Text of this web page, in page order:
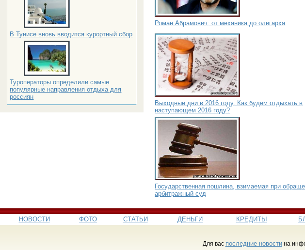
В Тунисе вновь вводится курортный сбор
Туроператоры определили самые
популярные направления отдыха для
россиян
Роман Абрамович: от механика до олигарха
Выходные дни в 2016 году. Как будем отдыхать в
наступающем 2016 году?
Государственная пошлина, взимаемая при
арбитражный суд
НОВОСТИ ФОТО СТАТЬИ ДЕНЬГИ КРЕДИТЫ
Для вас последние новостина